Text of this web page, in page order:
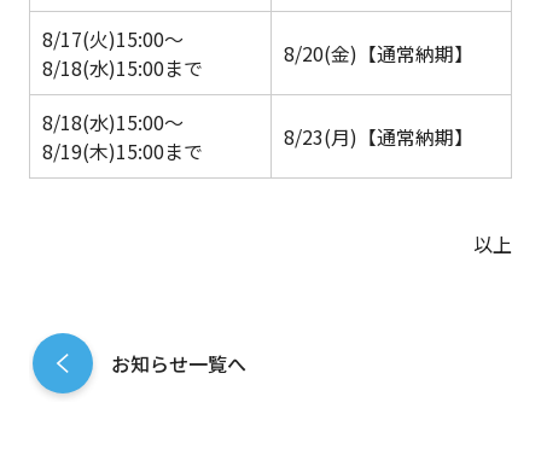
8/17(火)15:00～
8/18(水)15:00まで
8/20(金)【通常納期】
8/18(水)15:00～
8/19(木)15:00まで
8/23(月)【通常納期】
以上
お知らせ一覧へ